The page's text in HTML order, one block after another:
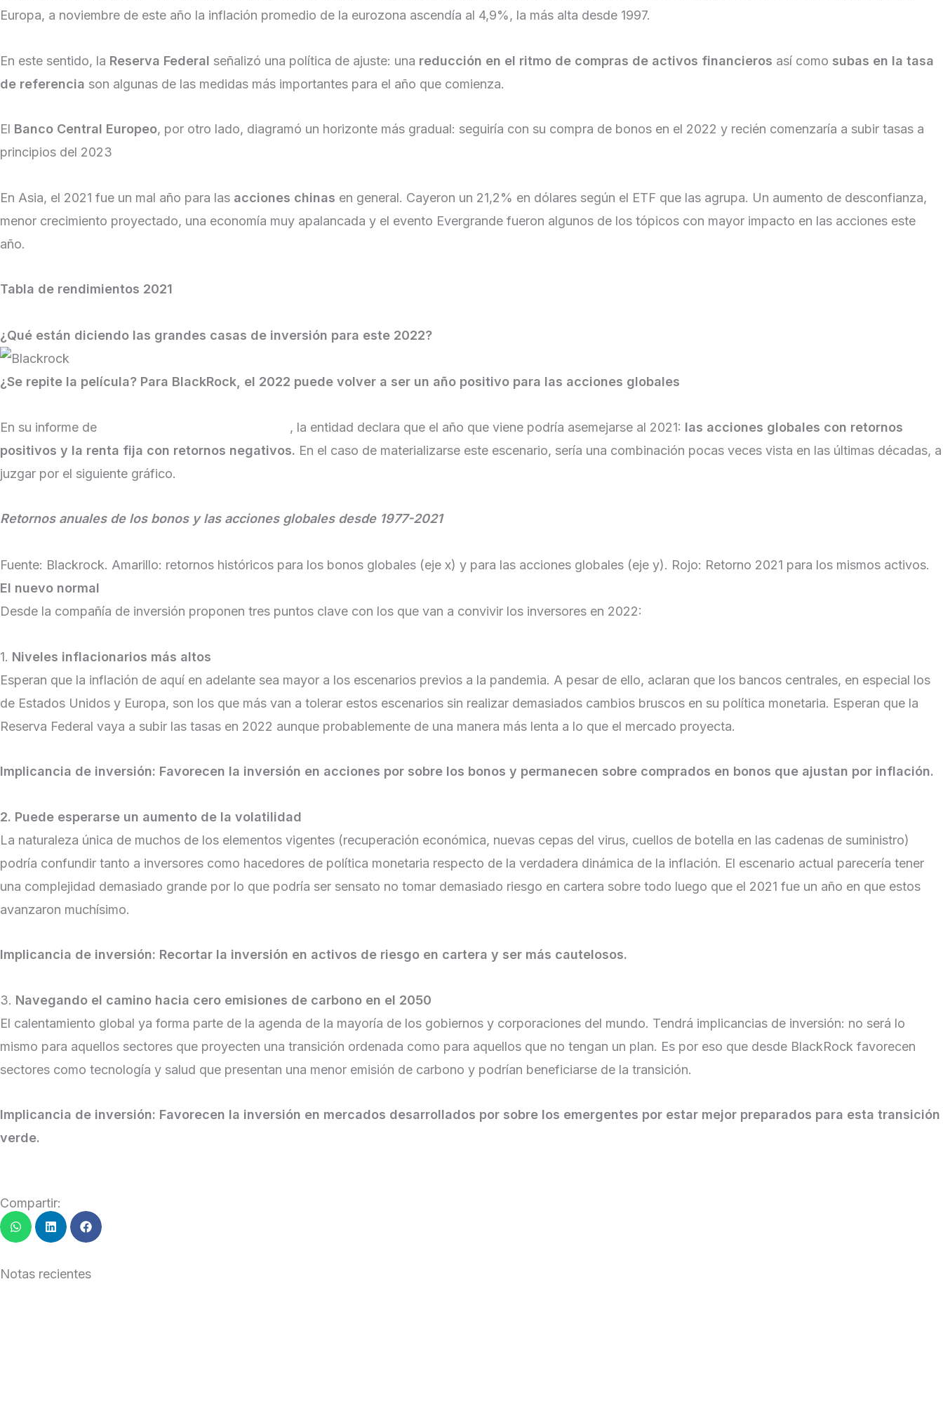
Europa, a noviembre de este año la inflación promedio de la eurozona ascendía al 4,9%, la más alta desde 1997.
En este sentido, la Reserva Federal señalizó una política de ajuste: una reducción en el ritmo de compras de activos financieros así como subas en la tasa
de referencia son algunas de las medidas más importantes para el año que comienza.
El Banco Central Europeo, por otro lado, diagramó un horizonte más gradual: seguiría con su compra de bonos en el 2022 y recién comenzaría a subir tasas a
principios del 2023
En Asia, el 2021 fue un mal año para las acciones chinas en general. Cayeron un 21,2% en dólares según el ETF que las agrupa. Un aumento de desconfianza,
menor crecimiento proyectado, una economía muy apalancada y el evento Evergrande fueron algunos de los tópicos con mayor impacto en las acciones este
año.
Tabla de rendimientos 2021
¿Qué están diciendo las grandes casas de inversión para este 2022?
¿Se repite la película? Para BlackRock, el 2022 puede volver a ser un año positivo para las acciones globales
En su informe de , la entidad declara que el año que viene podría asemejarse al 2021: las acciones globales con retornos
positivos y la renta fija con retornos negativos. En el caso de materializarse este escenario, sería una combinación pocas veces vista en las últimas décadas, a
juzgar por el siguiente gráfico.
Retornos anuales de los bonos y las acciones globales desde 1977-2021
Fuente: Blackrock. Amarillo: retornos históricos para los bonos globales (eje x) y para las acciones globales (eje y). Rojo: Retorno 2021 para los mismos activos.
El nuevo normal
Desde la compañía de inversión proponen tres puntos clave con los que van a convivir los inversores en 2022:
1. Niveles inflacionarios más altos
Esperan que la inflación de aquí en adelante sea mayor a los escenarios previos a la pandemia. A pesar de ello, aclaran que los bancos centrales, en especial los
de Estados Unidos y Europa, son los que más van a tolerar estos escenarios sin realizar demasiados cambios bruscos en su política monetaria. Esperan que la
Reserva Federal vaya a subir las tasas en 2022 aunque probablemente de una manera más lenta a lo que el mercado proyecta.
Implicancia de inversión: Favorecen la inversión en acciones por sobre los bonos y permanecen sobre comprados en bonos que ajustan por inflación.
2. Puede esperarse un aumento de la volatilidad
La naturaleza única de muchos de los elementos vigentes (recuperación económica, nuevas cepas del virus, cuellos de botella en las cadenas de suministro)
podría confundir tanto a inversores como hacedores de política monetaria respecto de la verdadera dinámica de la inflación. El escenario actual parecería tener
una complejidad demasiado grande por lo que podría ser sensato no tomar demasiado riesgo en cartera sobre todo luego que el 2021 fue un año en que estos
avanzaron muchísimo.
Implicancia de inversión: Recortar la inversión en activos de riesgo en cartera y ser más cautelosos.
3. Navegando el camino hacia cero emisiones de carbono en el 2050
El calentamiento global ya forma parte de la agenda de la mayoría de los gobiernos y corporaciones del mundo. Tendrá implicancias de inversión: no será lo
mismo para aquellos sectores que proyecten una transición ordenada como para aquellos que no tengan un plan. Es por eso que desde BlackRock favorecen
sectores como tecnología y salud que presentan una menor emisión de carbono y podrían beneficiarse de la transición.
Implicancia de inversión: Favorecen la inversión en mercados desarrollados por sobre los emergentes por estar mejor preparados para esta transición
verde.
Compartir:
Notas recientes